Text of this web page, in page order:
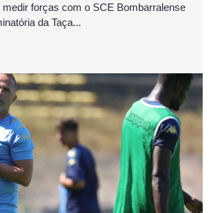
forças com o SCE Bombarralense
da Taça...